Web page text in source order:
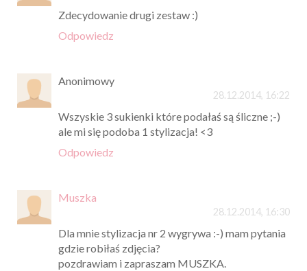
Zdecydowanie drugi zestaw :)
Odpowiedz
Anonimowy
28.12.2014, 16:22
Wszyskie 3 sukienki które podałaś są śliczne ;-)
ale mi się podoba 1 stylizacja! <3
Odpowiedz
Muszka
28.12.2014, 16:30
Dla mnie stylizacja nr 2 wygrywa :-) mam pytania
gdzie robiłaś zdjęcia?
pozdrawiam i zapraszam MUSZKA.